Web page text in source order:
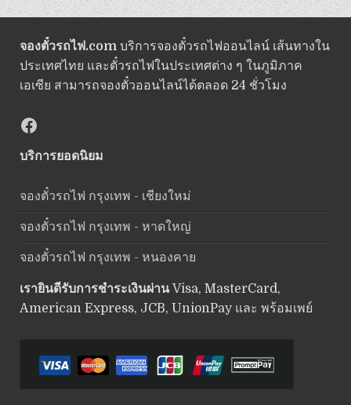
จองตั๋วรถไฟ.comบริการจองตั๋วรถไฟออนไลน์ เส้นทางใน
ประเทศไทย และตั๋วรถไฟในประเทศต่าง ๆ ในภูมิภาค
เอเซีย สามารถจองตั๋วออนไลน์ได้ตลอด 24 ชั่วโมง
Facebook
บริการยอดนิยม
จองตั๋วรถไฟ กรุงเทพ - เชียงใหม่
จองตั๋วรถไฟ กรุงเทพ - หาดใหญ่
จองตั๋วรถไฟ กรุงเทพ - หนองคาย
เรายินดีรับการชำระเงินผ่านVisa, MasterCard,
American Express, JCB, UnionPay และ พร้อมเพย์